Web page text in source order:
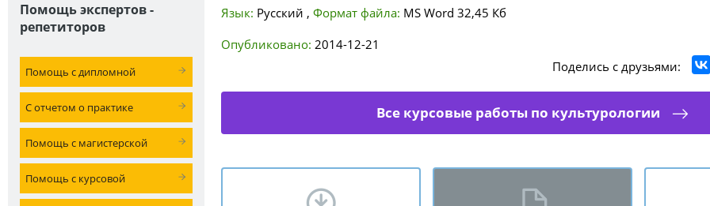
Помощь экспертов -
репетиторов
Помощь с дипломной
С отчетом о практике
Помощь с магистерской
Помощь с курсовой
Язык: Русский , Формат файла: MS Word 32,45 Кб
Опубликовано: 2014-12-21
Поделись с друзьями:
Все курсовые работы по культурологии